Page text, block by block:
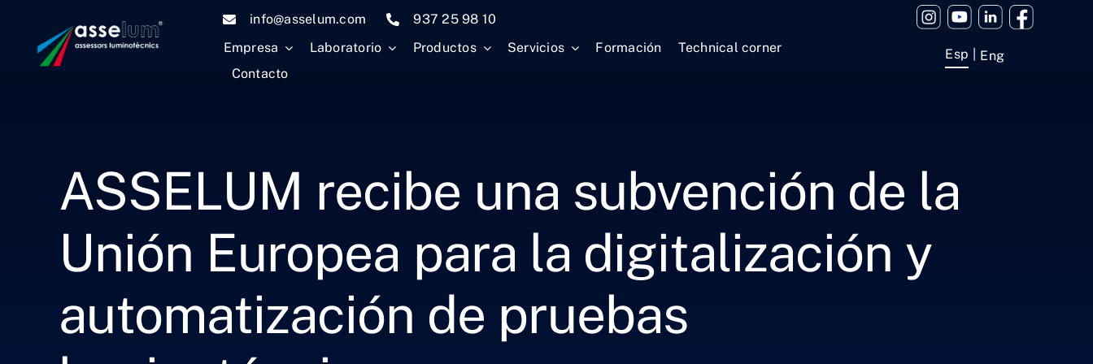
contenido
info@asselum.com
937 25 98 10
Empresa
Laboratorio Productos Servicios Formación
Technical corner
Contacto
Esp Eng
ASSELUM recibe una subvención de la
Unión Europea para la digitalización y
automatización de pruebas